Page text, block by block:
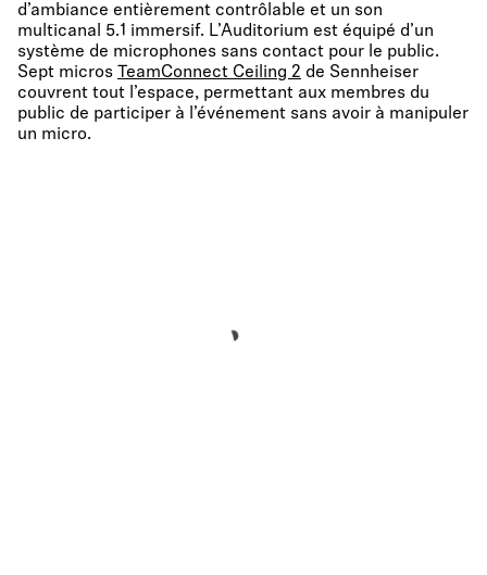
d’ambiance entièrement contrôlable et un son
multicanal 5.1 immersif. L’Auditorium est équipé d’un
système de microphones sans contact pour le public.
Sept micros
TeamConnect Ceiling 2 de Sennheiser
couvrent tout l’espace, permettant aux membres du
public de participer à l’événement sans avoir à manipuler
un micro.